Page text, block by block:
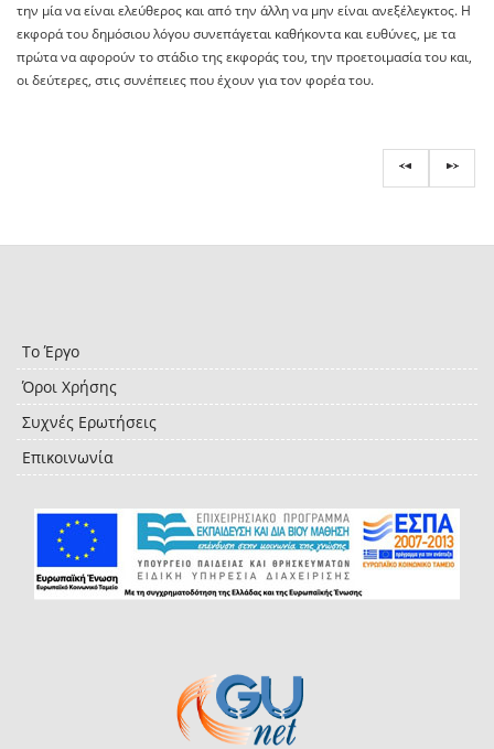
την μία να είναι ελεύθερος και από την άλλη να μην είναι ανεξέλεγκτος. Η
εκφορά του δημόσιου λόγου συνεπάγεται καθήκοντα και ευθύνες, με τα
πρώτα να αφορούν το στάδιο της εκφοράς του, την προετοιμασία του και,
οι δεύτερες, στις συνέπειες που έχουν για τον φορέα του.
Το Έργο
Όροι Χρήσης
Συχνές Ερωτήσεις
Επικοινωνία